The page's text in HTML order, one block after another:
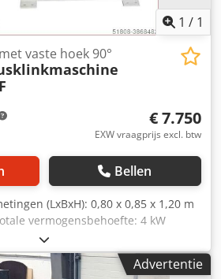
1 / 1
vaste hoek 90°
€ 7.750
EXW vraagprijs excl. btw
Bellen
(LxBxH): 0,80 x 0,85 x 1,20 m
vermogensbehoefte: 4 kW
Cheded Ab Icepfx Aagsa -
6 mm, 90° vast - messenlengte:
Advertentie